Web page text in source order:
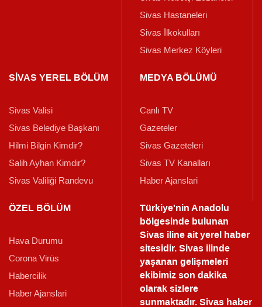
Sivas Hastaneleri
Sivas İlkokulları
Sivas Merkez Köyleri
SİVAS YEREL BÖLÜM
Sivas Valisi
Sivas Belediye Başkanı
Hilmi Bilgin Kimdir?
Salih Ayhan Kimdir?
Sivas Valiliği Randevu
MEDYA BÖLÜMÜ
Canlı TV
Gazeteler
Sivas Gazeteleri
Sivas TV Kanalları
Haber Ajanslari
ÖZEL BÖLÜM
Hava Durumu
Corona Virüs
Habercilik
Haber Ajanslari
Türkiye'nin Anadolu
bölgesinde bulunan
Sivas iline ait yerel haber
sitesidir. Sivas ilinde
yaşanan gelişmeleri
ekibimiz son dakika
olarak sizlere
sunmaktadır.Sivas haber